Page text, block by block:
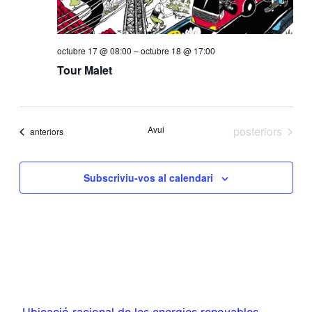
Tour Malet
octubre 17 @ 08:00 –octubre 18 @ 17:00
Esdeveniments
anteriors Avui Esdeveniments
posteriors
Subscriviu-vos al calendari